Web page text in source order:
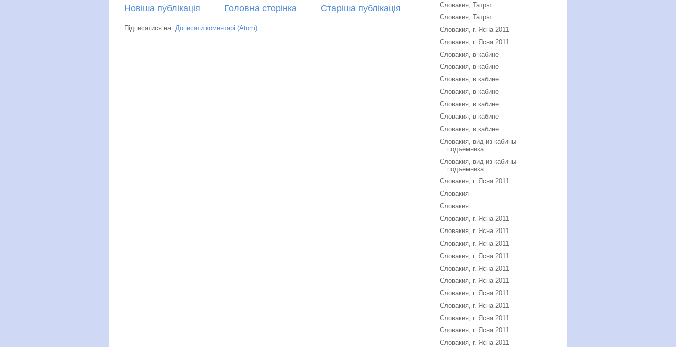
Новіша публікація Старіша публікація
Головна сторінка
Підписатися на: Дописати коментарі (Atom)
Словакия, Татры
Словакия, Татры
Словакия, г. Ясна 2011
Словакия, г. Ясна 2011
Словакия, в кабине
Словакия, в кабине
Словакия, в кабине
Словакия, в кабине
Словакия, в кабине
Словакия, в кабине
Словакия, в кабине
Словакия, вид из кабины
подъёмника
Словакия, вид из кабины
подъёмника
Словакия, г. Ясна 2011
Словакия
Словакия
Словакия, г. Ясна 2011
Словакия, г. Ясна 2011
Словакия, г. Ясна 2011
Словакия, г. Ясна 2011
Словакия, г. Ясна 2011
Словакия, г. Ясна 2011
Словакия, г. Ясна 2011
Словакия, г. Ясна 2011
Словакия, г. Ясна 2011
Словакия, г. Ясна 2011
Словакия, г. Ясна 2011